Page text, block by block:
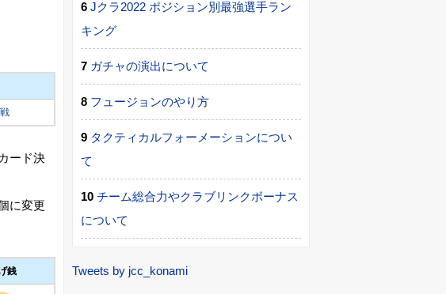
ード決
に変更
銭
Jクラ2022 ポジション別最強選手ラン
キング
ガチャの演出について
フュージョンのやり方
タクティカルフォーメーションについ
て
チーム総合力やクラブリンクボーナス
について
Tweets by jcc_konami